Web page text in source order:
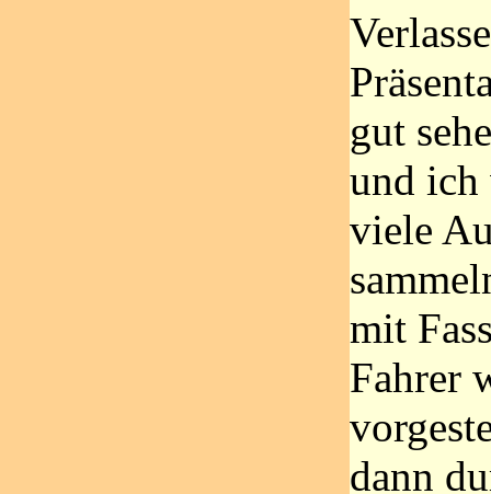
gut
und ich
viele
mit
Fahrer
dann